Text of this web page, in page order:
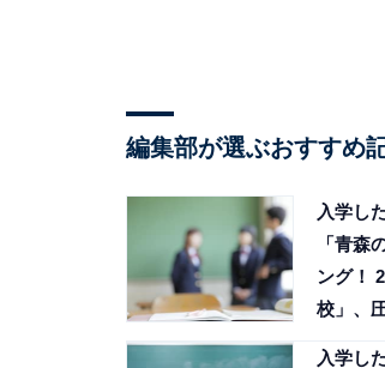
編集部が選ぶおすすめ
入学し
「青森
ング！
校」、
入学し